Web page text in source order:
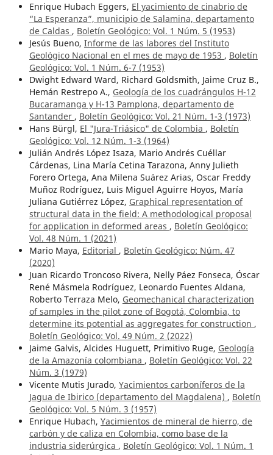
Enrique Hubach Eggers, El yacimiento de cinabrio de
“La Esperanza”, municipio de Salamina, departamento
de Caldas , Boletín Geológico: Vol. 1 Núm. 5 (1953)
Jesús Bueno, Informe de las labores del Instituto
Geológico Nacional en el mes de mayo de 1953 , Boletín
Geológico: Vol. 1 Núm. 6-7 (1953)
Dwight Edward Ward, Richard Goldsmith, Jaime Cruz B.,
Hemán Restrepo A., Geología de los cuadrángulos H-12
Bucaramanga y H-13 Pamplona, departamento de
Santander , Boletín Geológico: Vol. 21 Núm. 1-3 (1973)
Hans Bürgl, El "Jura-Triásico" de Colombia , Boletín
Geológico: Vol. 12 Núm. 1-3 (1964)
Julián Andrés López Isaza, Mario Andrés Cuéllar
Cárdenas, Lina María Cetina Tarazona, Anny Julieth
Forero Ortega, Ana Milena Suárez Arias, Oscar Freddy
Muñoz Rodríguez, Luis Miguel Aguirre Hoyos, María
Juliana Gutiérrez López, Graphical representation of
structural data in the field: A methodological proposal
for application in deformed areas , Boletín Geológico:
Vol. 48 Núm. 1 (2021)
Mario Maya, Editorial , Boletín Geológico: Núm. 47
(2020)
Juan Ricardo Troncoso Rivera, Nelly Páez Fonseca, Óscar
René Másmela Rodríguez, Leonardo Fuentes Aldana,
Roberto Terraza Melo, Geomechanical characterization
of samples in the pilot zone of Bogotá, Colombia, to
determine its potential as aggregates for construction ,
Boletín Geológico: Vol. 49 Núm. 2 (2022)
Jaime Galvis, Alcides Huguett, Primitivo Ruge, Geología
de la Amazonía colombiana , Boletín Geológico: Vol. 22
Núm. 3 (1979)
Vicente Mutis Jurado, Yacimientos carboníferos de la
Jagua de Ibirico (departamento del Magdalena) , Boletín
Geológico: Vol. 5 Núm. 3 (1957)
Enrique Hubach, Yacimientos de mineral de hierro, de
carbón y de caliza en Colombia, como base de la
industria siderúrgica , Boletín Geológico: Vol. 1 Núm. 1